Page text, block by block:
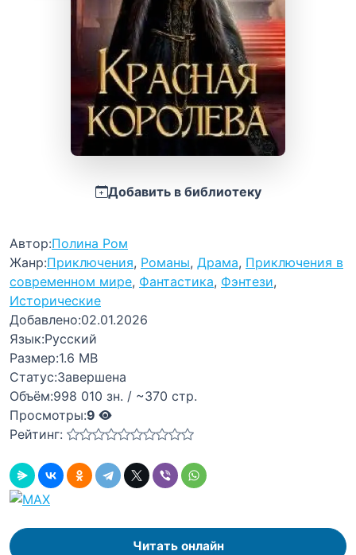
Добавить в библиотеку
Автор:Полина Ром
Жанр:Приключения, Романы, Драма, Приключения в
современном мире, Фантастика, Фэнтези,
Исторические
Добавлено:02.01.2026
Язык:Русский
Размер:1.6 MB
Статус:Завершена
Объём:998 010 зн. / ~370 стр.
Просмотры:9
Рейтинг:
Читать онлайн